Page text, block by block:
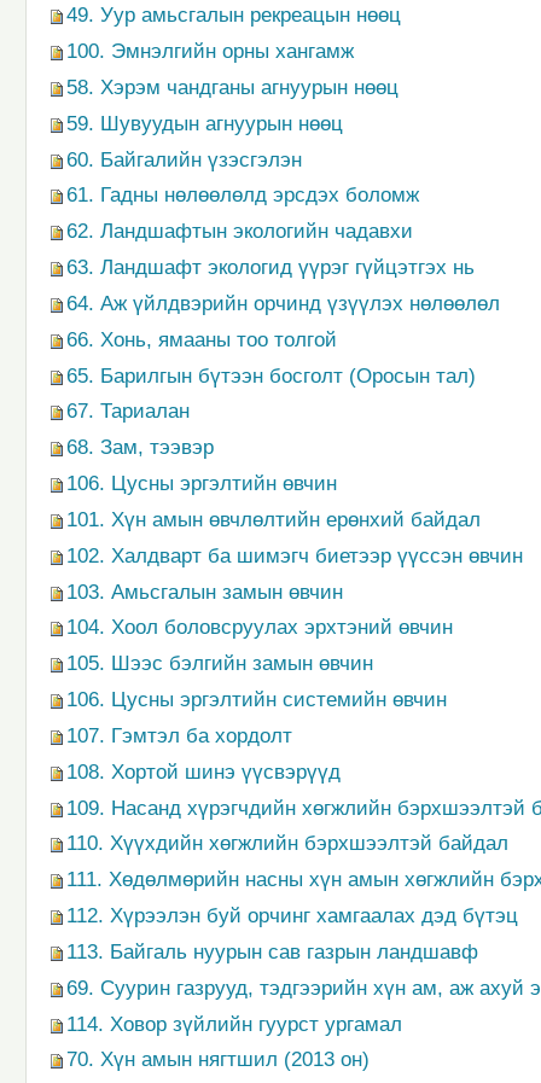
49. Уур амьсгалын рекреацын нөөц
100. Эмнэлгийн орны хангамж
58. Хэрэм чандганы агнуурын нөөц
59. Шувуудын агнуурын нөөц
60. Байгалийн үзэсгэлэн
61. Гадны нөлөөлөлд эрсдэх боломж
62. Ландшафтын экологийн чадавхи
63. Ландшафт экологид үүрэг гүйцэтгэх нь
64. Аж үйлдвэрийн орчинд үзүүлэх нөлөөлөл
66. Хонь, ямааны тоо толгой
65. Барилгын бүтээн босголт (Оросын тал)
67. Тариалан
68. Зам, тээвэр
106. Цусны эргэлтийн өвчин
101. Хүн амын өвчлөлтийн ерөнхий байдал
102. Халдварт ба шимэгч биетээр үүссэн өвчин
103. Амьсгалын замын өвчин
104. Хоол боловсруулах эрхтэний өвчин
105. Шээс бэлгийн замын өвчин
106. Цусны эргэлтийн системийн өвчин
107. Гэмтэл ба хордолт
108. Хортой шинэ үүсвэрүүд
109. Насанд хүрэгчдийн хөгжлийн бэрхшээлтэй
110. Хүүхдийн хөгжлийн бэрхшээлтэй байдал
111. Хөдөлмөрийн насны хүн амын хөгжлийн
112. Хүрээлэн буй орчинг хамгаалах дэд бүтэц
113. Байгаль нуурын сав газрын ландшавф
69. Суурин газрууд, тэдгээрийн хүн ам, аж ахуй
114. Ховор зүйлийн гуурст ургамал
70. Хүн амын нягтшил (2013 он)